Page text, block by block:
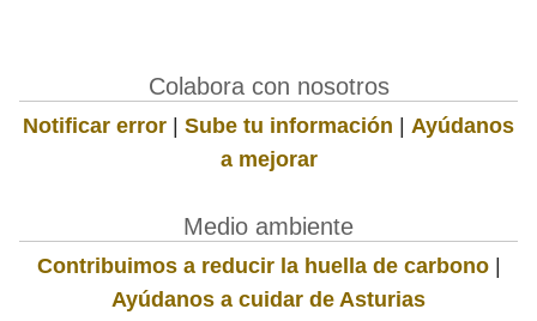
Colabora con nosotros
Notificar error | Sube tu información | Ayúdanos
a mejorar
Medio ambiente
Contribuimos a reducir la huella de carbono|
Ayúdanos a cuidar de Asturias